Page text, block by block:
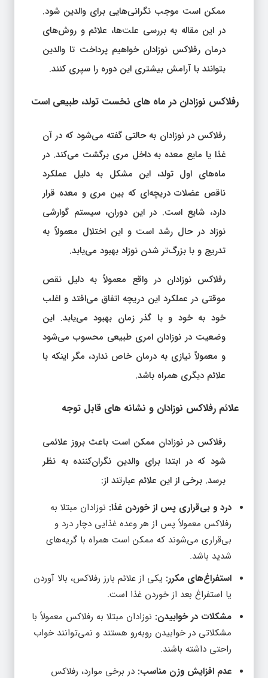
ممکن است موجب نگرانی‌هایی برای والدین شود.
در این مقاله به بررسی علت‌ها، علائم و روش‌های
درمان رفلاکس نوزادان خواهیم پرداخت تا والدین
بتوانند با آرامش بیشتری این دوره را سپری کنند.
رفلاکس نوزادان در ماه‌ های نخست تولد، طبیعی است
رفلاکس در نوزادان به حالتی گفته می‌شود که در آن
غذا یا مایع معده به داخل مری برگشت می‌کند. در
ماه‌های اول تولد، این مشکل به دلیل عملکرد
ناقص عضلات دریچه‌ای که بین مری و معده قرار
دارد، شایع است. در این دوران، سیستم گوارشی
نوزاد در حال رشد است و این اختلال معمولاً به
تدریج و با بزرگ‌تر شدن نوزاد بهبود می‌یابد.
رفلاکس نوزادان در واقع معمولاً به دلیل نقص
موقتی در عملکرد این دریچه اتفاق می‌افتد و اغلب
خود به خود و با گذر زمان بهبود می‌یابد. این
وضعیت در نوزادان امری طبیعی محسوب می‌شود
و معمولاً نیازی به درمان خاص ندارد، مگر اینکه با
علائم دیگری همراه باشد.
علائم رفلاکس نوزادان و نشانه‌ های قابل توجه
رفلاکس در نوزادان ممکن است باعث بروز علائمی
شود که در ابتدا برای والدین نگران‌کننده به نظر
برسد. برخی از این علائم عبارتند از:
درد و بی‌قراری پس از خوردن غذا: نوزادان مبتلا به
رفلاکس معمولاً پس از هر وعده غذایی دچار درد و
بی‌قراری می‌شوند که ممکن است همراه با گریه‌های
شدید باشد.
استفراغ‌های مکرر: یکی از علائم بارز رفلاکس، بالا آوردن
یا استفراغ بعد از خوردن غذا است.
مشکلات در خوابیدن: نوزادان مبتلا به رفلاکس معمولاً با
مشکلاتی در خوابیدن روبه‌رو هستند و نمی‌توانند خواب
راحتی داشته باشند.
عدم افزایش وزن مناسب: در برخی موارد، رفلاکس